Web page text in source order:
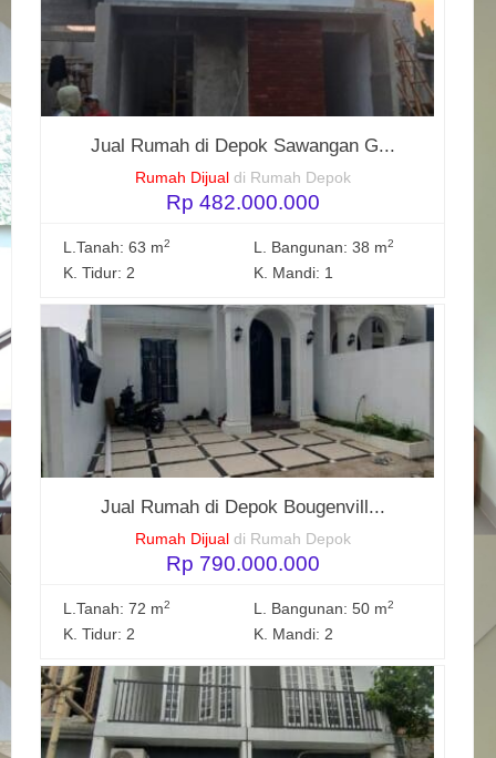
Jual Rumah di Depok Sawangan G...
Rumah Dijual di Rumah Depok
Rp 482.000.000
L.Tanah: 63 m2 L. Bangunan: 38 m2
K. Tidur: 2 K. Mandi: 1
Jual Rumah di Depok Bougenvill...
Rumah Dijual di Rumah Depok
Rp 790.000.000
L.Tanah: 72 m2 L. Bangunan: 50 m2
K. Tidur: 2 K. Mandi: 2